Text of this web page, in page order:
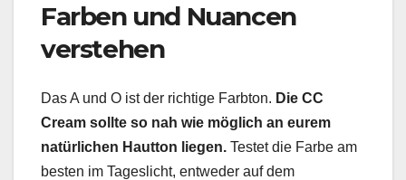
Farben und Nuancen
verstehen
Das A und O ist der richtige Farbton. Die CC
Cream sollte so nah wie möglich an eurem
natürlichen Hautton liegen. Testet die Farbe am
besten im Tageslicht, entweder auf dem